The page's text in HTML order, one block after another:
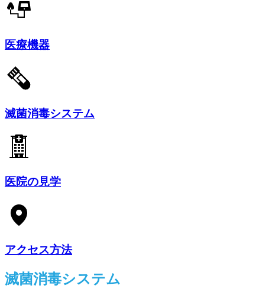
医療機器
滅菌消毒システム
医院の見学
アクセス方法
滅菌消毒システム